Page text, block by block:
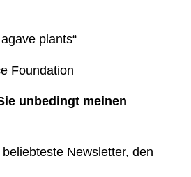
plants“
Foundation
unbedingt meinen
Newsletter, den